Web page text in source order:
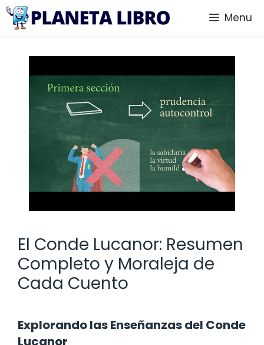
Saltar
Menu
El Conde Lucanor: Resumen
Completo y Moraleja de
Cada Cuento
Explorando las Enseñanzas del Conde
Lucanor